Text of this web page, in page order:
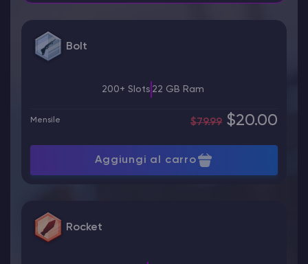
Bolt
200+ Slots 22 GB Ram
Mensile $79.99 $20.00
Aggiungi al carro
Rocket